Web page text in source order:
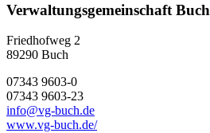
Verwaltungsgemeinschaft Buch
Friedhofweg 2
89290 Buch
07343 9603-0
07343 9603-23
info@vg-buch.de
www.vg-buch.de/